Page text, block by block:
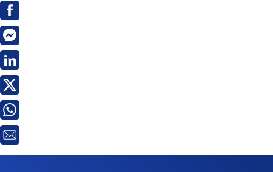
Facebook
Messenger
Linkedin
Twitter
Whatsapp
E-
pasts